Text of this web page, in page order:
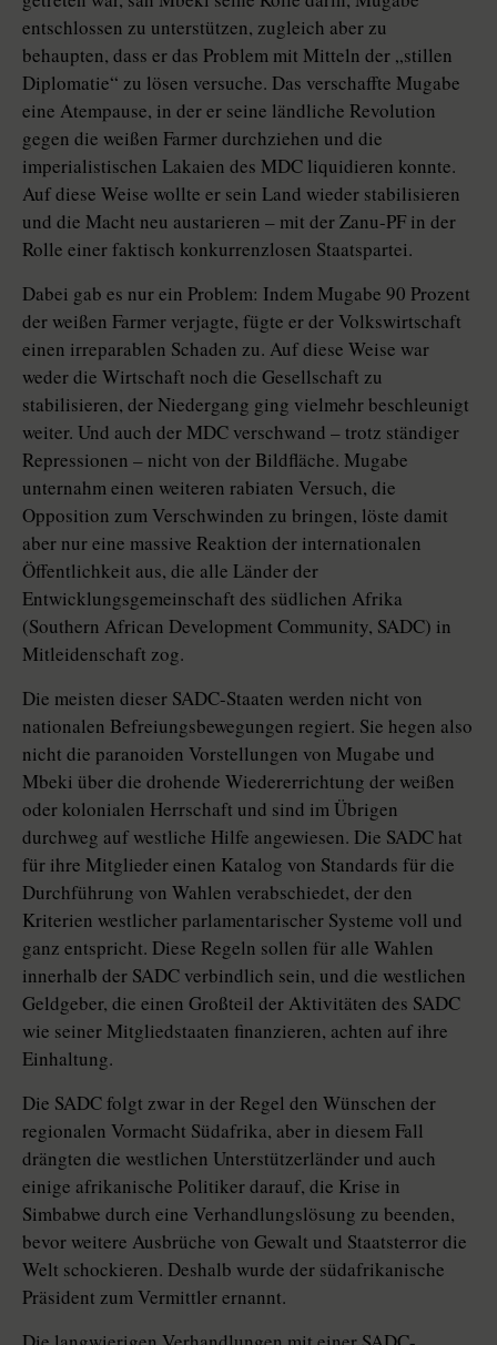
entschlossen zu unterstützen, zugleich aber zu
behaupten, dass er das Problem mit Mitteln der „stillen
Diplomatie“ zu lösen versuche. Das verschaffte Mugabe
eine Atempause, in der er seine ländliche Revolution
gegen die weißen Farmer durchziehen und die
imperialistischen Lakaien des MDC liquidieren konnte.
Auf diese Weise wollte er sein Land wieder stabilisieren
und die Macht neu austarieren – mit der Zanu-PF in der
Rolle einer faktisch konkurrenzlosen Staatspartei.
Dabei gab es nur ein Problem: Indem Mugabe 90 Prozent
der weißen Farmer verjagte, fügte er der Volkswirtschaft
einen irreparablen Schaden zu. Auf diese Weise war
weder die Wirtschaft noch die Gesellschaft zu
stabilisieren, der Niedergang ging vielmehr beschleunigt
weiter. Und auch der MDC verschwand – trotz ständiger
Repressionen – nicht von der Bildfläche. Mugabe
unternahm einen weiteren rabiaten Versuch, die
Opposition zum Verschwinden zu bringen, löste damit
aber nur eine massive Reaktion der internationalen
Öffentlichkeit aus, die alle Länder der
Entwicklungsgemeinschaft des südlichen Afrika
(Southern African Development Community, SADC) in
Mitleidenschaft zog.
Die meisten dieser SADC-Staaten werden nicht von
nationalen Befreiungsbewegungen regiert. Sie hegen also
nicht die paranoiden Vorstellungen von Mugabe und
Mbeki über die drohende Wiedererrichtung der weißen
oder kolonialen Herrschaft und sind im Übrigen
durchweg auf westliche Hilfe angewiesen. Die SADC hat
für ihre Mitglieder einen Katalog von Standards für die
Durchführung von Wahlen verabschiedet, der den
Kriterien westlicher parlamentarischer Systeme voll und
ganz entspricht. Diese Regeln sollen für alle Wahlen
innerhalb der SADC verbindlich sein, und die westlichen
Geldgeber, die einen Großteil der Aktivitäten des SADC
wie seiner Mitgliedstaaten finanzieren, achten auf ihre
Einhaltung.
Die SADC folgt zwar in der Regel den Wünschen der
regionalen Vormacht Südafrika, aber in diesem Fall
drängten die westlichen Unterstützerländer und auch
einige afrikanische Politiker darauf, die Krise in
Simbabwe durch eine Verhandlungslösung zu beenden,
bevor weitere Ausbrüche von Gewalt und Staatsterror die
Welt schockieren. Deshalb wurde der südafrikanische
Präsident zum Vermittler ernannt.